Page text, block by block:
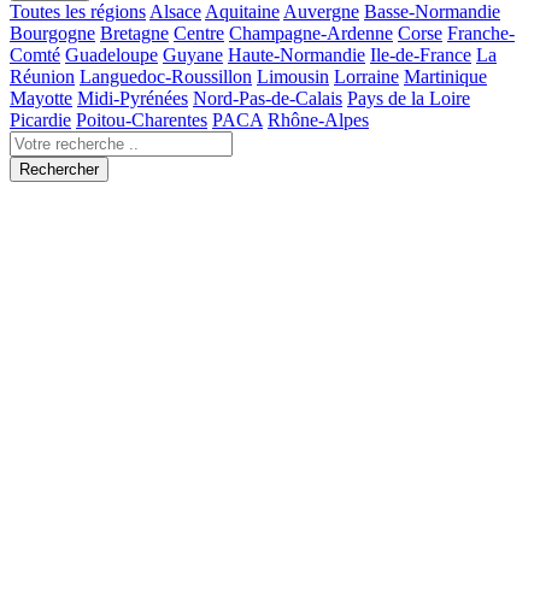
Toutes les régions Alsace Aquitaine Auvergne Basse-Normandie
Bourgogne Bretagne Centre Champagne-Ardenne Corse Franche-
Comté Guadeloupe Guyane Haute-Normandie Ile-de-France La
Réunion Languedoc-Roussillon Limousin Lorraine Martinique
Mayotte Midi-Pyrénées Nord-Pas-de-Calais Pays de la Loire
Picardie Poitou-Charentes PACA Rhône-Alpes
Rechercher